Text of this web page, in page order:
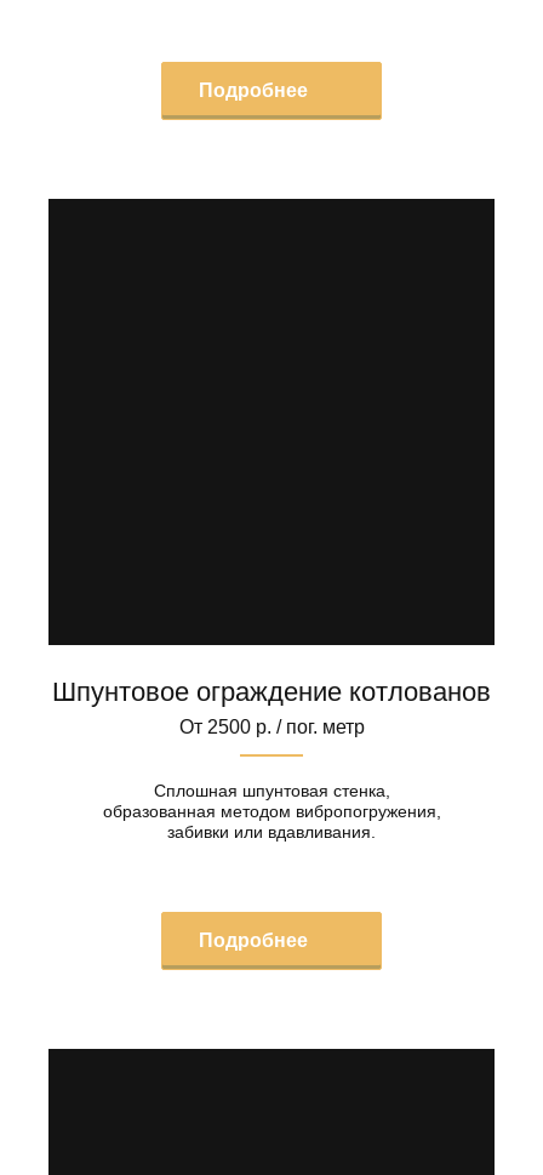
Подробнее
Шпунтовое ограждение котлованов
От 2500 р. / пог. метр
Сплошная шпунтовая стенка,
образованная методом вибропогружения,
забивки или вдавливания.
Подробнее